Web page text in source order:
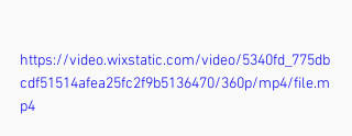
https://video.wixstatic.com/video/5340fd_775db
cdf51514afea25fc2f9b5136470/360p/mp4/file.m
p4